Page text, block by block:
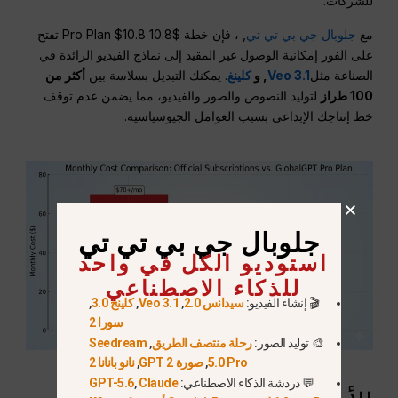
مع جلوبال جي بي تي تي
, ، فإن خطة $10.8 Pro Plan $10.8 تفتح
على الفور إمكانية الوصول غير المقيد إلى نماذج الفيديو الرائدة في
الصناعة مثلVeo 3.1 , وكلينغ. يمكنك التبديل بسلاسة بين أكثر من
100 طراز
لتوليد النصوص والصور والفيديو، مما يضمن عدم توقف
خط إنتاجك الإبداعي بسبب العوامل الجيوسياسية.
جلوبال جي بي تي تي
استوديو الكل في واحد
للذكاء الاصطناعي
🎬 إنشاء الفيديو:سيدانس 2.0 ,
Veo 3.1
,كلينج 3.0
,
سورا 2
🎨 توليد الصور:رحلة منتصف الطريق,
Seedream
5.0 Pro
,صورة GPT 2 ,نانو بانانا 2
💬 دردشة الذكاء الاصطناعي:
GPT-5.6,Claude